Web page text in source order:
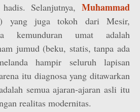
Selanjutnya, Muhammad
yang juga tokoh dari Mesir,
kemunduran umat adalah
jumud (beku, statis, tanpa ada
hampir seluruh lapisan
itu diagnosa yang ditawarkan
semua ajaran-ajaran asli itu
realitas modernitas.